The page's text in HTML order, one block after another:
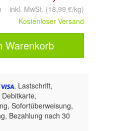
inkl. MwSt. (18,99 €/kg)
Kostenloser Versand
Warenkorb
, Lastschrift,
Sofortüberweisung,
Bezahlung nach 30